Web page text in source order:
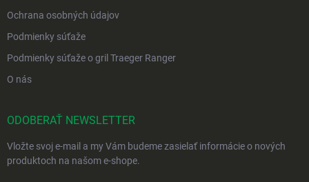
Ochrana osobných údajov
Podmienky súťaže
Podmienky súťaže o gril Traeger Ranger
O nás
ODOBERAŤ NEWSLETTER
Vložte svoj e-mail a my Vám budeme zasielať informácie o nových
produktoch na našom e-shope.